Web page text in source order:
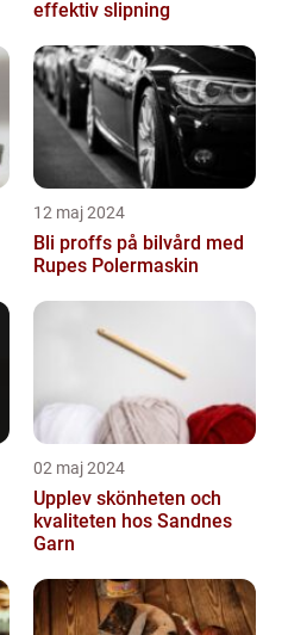
effektiv slipning
12 maj 2024
Bli proffs på bilvård med
Rupes Polermaskin
02 maj 2024
Upplev skönheten och
kvaliteten hos Sandnes
Garn